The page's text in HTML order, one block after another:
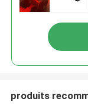
produits